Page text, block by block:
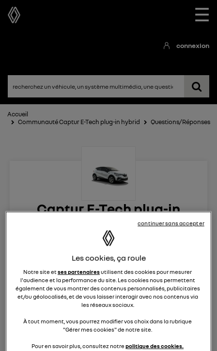
☰
connexion
Accueil
Communauté Captur E-Tech plug-in hybrid
Questions/Réponses
Captur E-Tech plug-in
membres
La réactivité de l'électrique dans une voiture hybride ?
C'est la promesse de Captur E-Tech hybride
rechargeable
rejoignez
Les cookies, ça roule
Notre site etses partenairesutilisent des cookies pour mesurer
l'audience et la performance du site. Les cookies nous permettent
également de vous montrer des contenus personnalisés, publicitaires
et/ou géolocalisés, et de vous laisser interagir avec nos contenus via
les réseaux sociaux.
À tout moment, vous pourrez modifier vos choix dans la rubrique
"Gérer mes cookies" de notre site.
Pour en savoir plus, consultez notrepolitique des cookies.
continuer sans accepter